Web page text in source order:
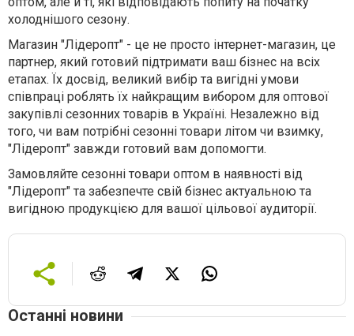
холоднішого сезону.
Магазин "Лідеропт" - це не просто інтернет-магазин, це
партнер, який готовий підтримати ваш бізнес на всіх
етапах. Їх досвід, великий вибір та вигідні умови
співпраці роблять їх найкращим вибором для оптової
закупівлі сезонних товарів в Україні. Незалежно від
того, чи вам потрібні сезонні товари літом чи взимку,
"Лідеропт" завжди готовий вам допомогти.
Замовляйте сезонні товари оптом в наявності від
"Лідеропт" та забезпечте свій бізнес актуальною та
вигідною продукцією для вашої цільової аудиторії.
Останні новини